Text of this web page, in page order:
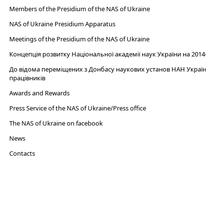
Members of the Presidium of the NAS of Ukraine
NAS of Ukraine Presidium Apparatus​
Meetings of the Presidium of the NAS of Ukraine
Концепція розвитку Національної академії наук України на
До відома переміщених з Донбасу наукових установ НАН
працівників
Awards and Rewards
Press Service of the NAS of Ukraine/Press office
The NAS of Ukraine on facebook
News
Сontacts